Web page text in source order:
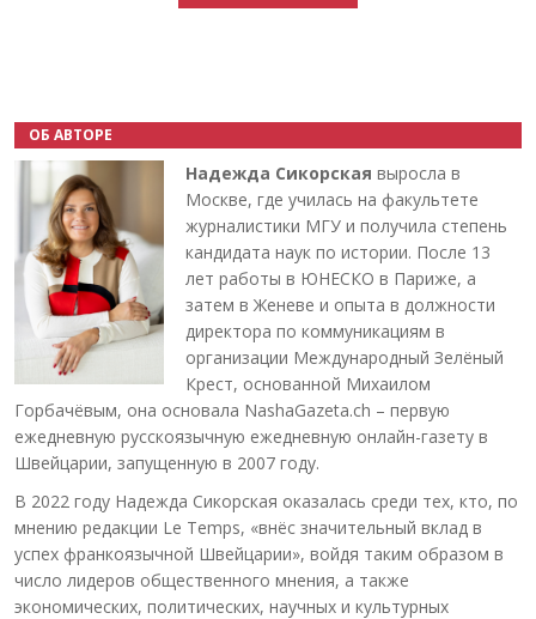
ОБ АВТОРЕ
Надежда Сикорская выросла в
Москве, где училась на факультете
журналистики МГУ и получила степень
кандидата наук по истории. После 13
лет работы в ЮНЕСКО в Париже, а
затем в Женеве и опыта в должности
директора по коммуникациям в
организации Международный Зелёный
Крест, основанной Михаилом
Горбачёвым, она основала NashaGazeta.ch – первую
ежедневную русскоязычную ежедневную онлайн-газету в
Швейцарии, запущенную в 2007 году.
В 2022 году Надежда Сикорская оказалась среди тех, кто, по
мнению редакции Le Temps, «внёс значительный вклад в
успех франкоязычной Швейцарии», войдя таким образом в
число лидеров общественного мнения, а также
экономических, политических, научных и культурных